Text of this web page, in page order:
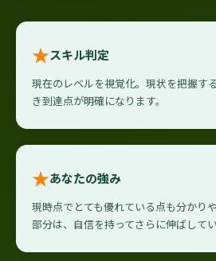
★スキル判定
現在のレベルを視覚化。現状を把握す
き到達点が明確になります。
★あなたの強み
現時点でとても優れている点も分かり
部分は、自信を持ってさらに伸ばしてい